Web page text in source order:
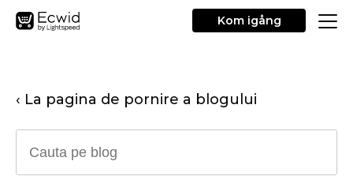
Kom igång
‹ La pagina de pornire a blogului